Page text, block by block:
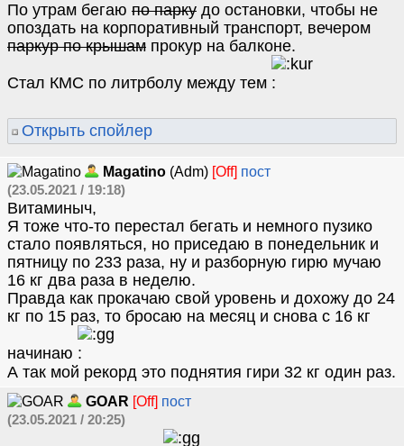
По утрам бегаю по парку до остановки, чтобы не
опоздать на корпоративный транспорт, вечером
паркур по крышам прокур на балконе.
Стал КМС по литрболу между тем
Открыть спойлер
Magatino (Adm) [Off] пост
(23.05.2021 / 19:18)
Витаминыч,
Я тоже что-то перестал бегать и немного пузико
стало появляться, но приседаю в понедельник и
пятницу по 233 раза, ну и разборную гирю мучаю
16 кг два раза в неделю.
Правда как прокачаю свой уровень и дохожу до 24
кг по 15 раз, то бросаю на месяц и снова с 16 кг
начинаю
А так мой рекорд это поднятия гири 32 кг один раз.
GOAR [Off] пост
(23.05.2021 / 20:25)